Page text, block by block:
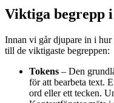
Viktiga begrepp
Innan vi går djupare in i
till de viktigaste begreppen:
Tokens – Den
för att bearbeta text.
ord eller ett tecken.